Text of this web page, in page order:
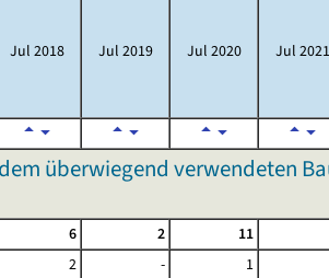
Jul 2018 Jul 2019 Jul 2020 Jul 2021
überwiegend verwendeten
6 2 11
2 - 1